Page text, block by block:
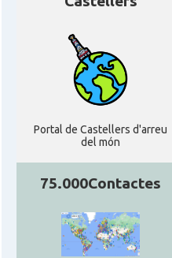
Portal de Castellers d'arreu
del món
75.000Contactes